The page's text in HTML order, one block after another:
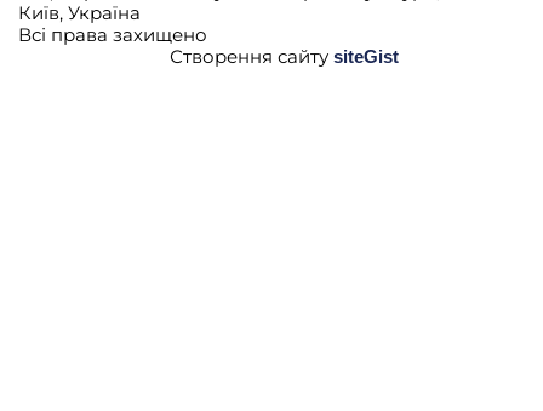
Київ, Україна
Всі права захищено
Створення сайту siteGist